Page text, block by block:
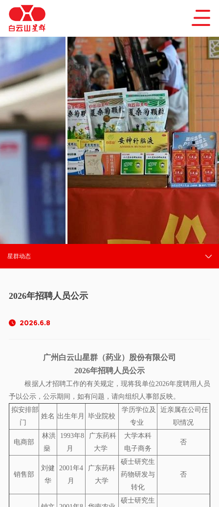
星群动态
2026年招聘人员公示
2026.6.8
广州白云山星群（药业）股份有限公司
2026年招聘人员公示
根据人才招聘工作的有关规定，现将我单位2026年度聘用人员
予以公示，公示期间，如有问题，请向组织人事部反映。
拟安排部
门
姓名 出生年月 毕业院校
学历学位及
专业
近亲属在公司任
职情况
电商部
林洪
燊
1993年8
月
广东药科
大学
大学本科
电子商务
否
销售部
刘健
华
2001年4
月
广东药科
大学
硕士研究生
药物研发与
转化
否
硕士研究生